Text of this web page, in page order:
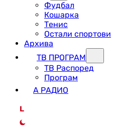
Фудбал
Кошарка
Тенис
Остали спортови
Архива
ТВ ПРОГРАМ
ТВ Распоред
Програм
А РАДИО
L